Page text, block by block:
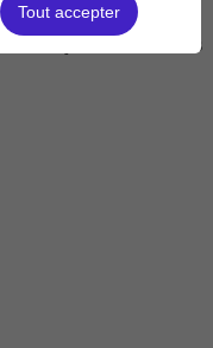
2 jours à 2 semaines
Tout accepter